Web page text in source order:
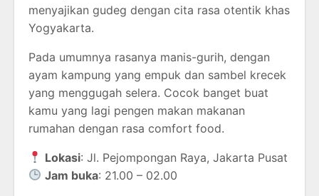
menyajikan gudeg dengan cita rasa otentik khas
Yogyakarta.
Pada umumnya rasanya manis-gurih, dengan
ayam kampung yang empuk dan sambel krecek
yang menggugah selera. Cocok banget buat
kamu yang lagi pengen makan makanan
rumahan dengan rasa comfort food.
Lokasi: Jl. Pejompongan Raya, Jakarta Pusat
Jam buka: 21.00 – 02.00